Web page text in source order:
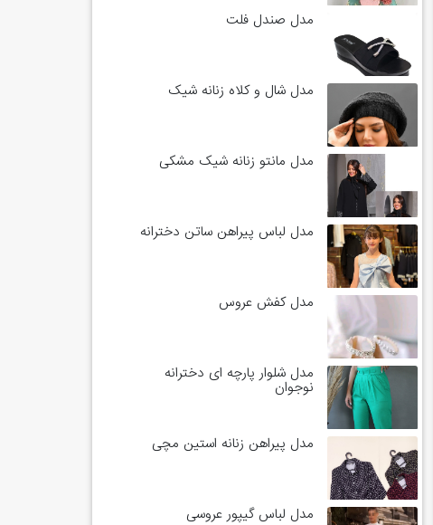
مدل صندل فلت
مدل شال و کلاه زنانه شیک
مدل مانتو زنانه شیک مشکی
مدل لباس پیراهن ساتن دخترانه
مدل کفش عروس
مدل شلوار پارچه ای دخترانه
نوجوان
مدل پیراهن زنانه استین مچی
مدل لباس گیپور عروسی